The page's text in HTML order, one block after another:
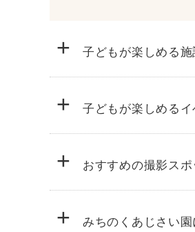
+ 子どもが楽しめる施
+ 子どもが楽しめる
+ おすすめの撮影ス
+ みちのくあじさい